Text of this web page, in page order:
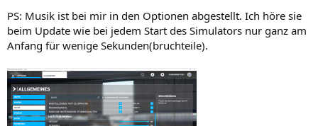
PS: Musik ist bei mir in den Optionen abgestellt. Ich höre sie
beim Update wie bei jedem Start des Simulators nur ganz am
Anfang für wenige Sekunden(bruchteile).